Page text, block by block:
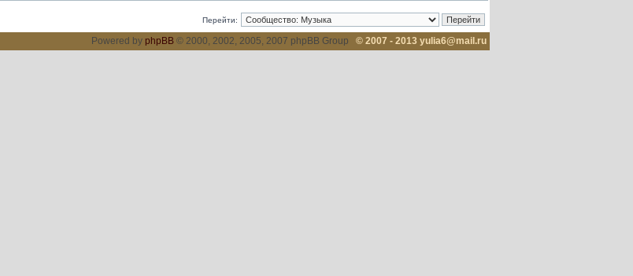
Перейти:
Powered by phpBB © 2000, 2002, 2005, 2007 phpBB Group © 2007 - 2013 yulia6@mail.ru